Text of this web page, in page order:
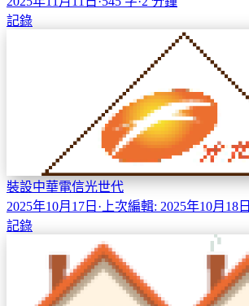
記錄
裝設中華電信光世代
2025年10月17日 · 上次編輯: 2025年10月18日
記錄